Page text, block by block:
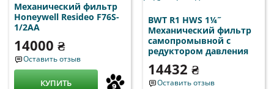
Механический фильтр
Honeywell Resideo F76S-
1/2AA
14000 ₴
Оставить отзыв
КУПИТЬ
BWT R1 HWS 1¼˝
Механический фильтр
самопромывной с
редуктором давления
14432 ₴
Оставить отзыв